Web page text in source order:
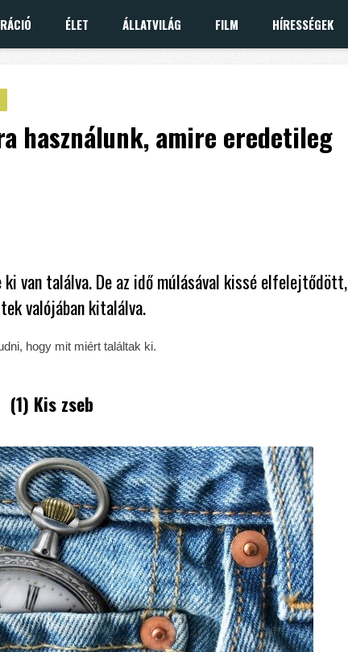
ÉLET ÁLLATVILÁG FILM HÍRESSÉGEK
használunk, amire eredetileg
van találva. De az idő múlásával kissé elfelejtődött,
valójában kitalálva.
hogy mit miért találtak ki.
(1) Kis zseb